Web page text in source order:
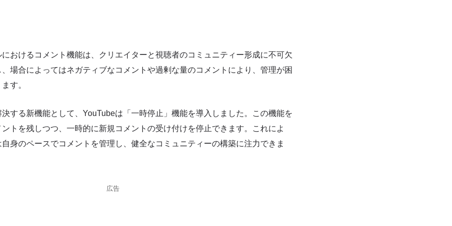
おけるコメント機能は、クリエイターと視聴者のコミュニティー形成に不可欠
場合によってはネガティブなコメントや過剰な量のコメントにより、管理が困
す。
する新機能として、YouTubeは「一時停止」機能を導入しました。この機能を
トを残しつつ、一時的に新規コメントの受け付けを停止できます。これによ
身のペースでコメントを管理し、健全なコミュニティーの構築に注力できま
広告